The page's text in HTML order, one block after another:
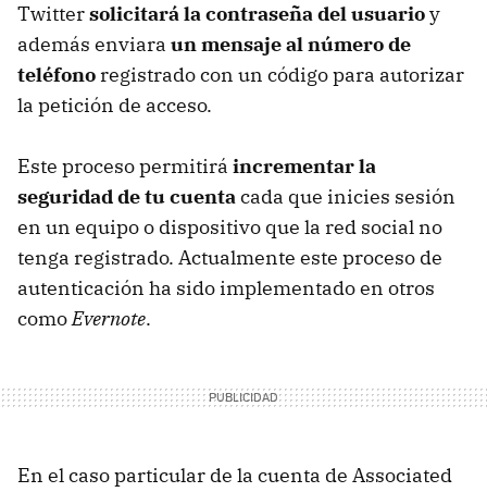
Twittersolicitará la contraseña del usuarioy
además enviara un mensaje al número de
teléfono registrado con un código para autorizar
la petición de acceso.
Este proceso permitirá incrementar la
seguridad de tu cuentacada que inicies sesión
en un equipo o dispositivo que la red social no
tenga registrado. Actualmente este proceso de
autenticación ha sido implementado en otros
comoEvernote.
En el caso particular de la cuenta de Associated